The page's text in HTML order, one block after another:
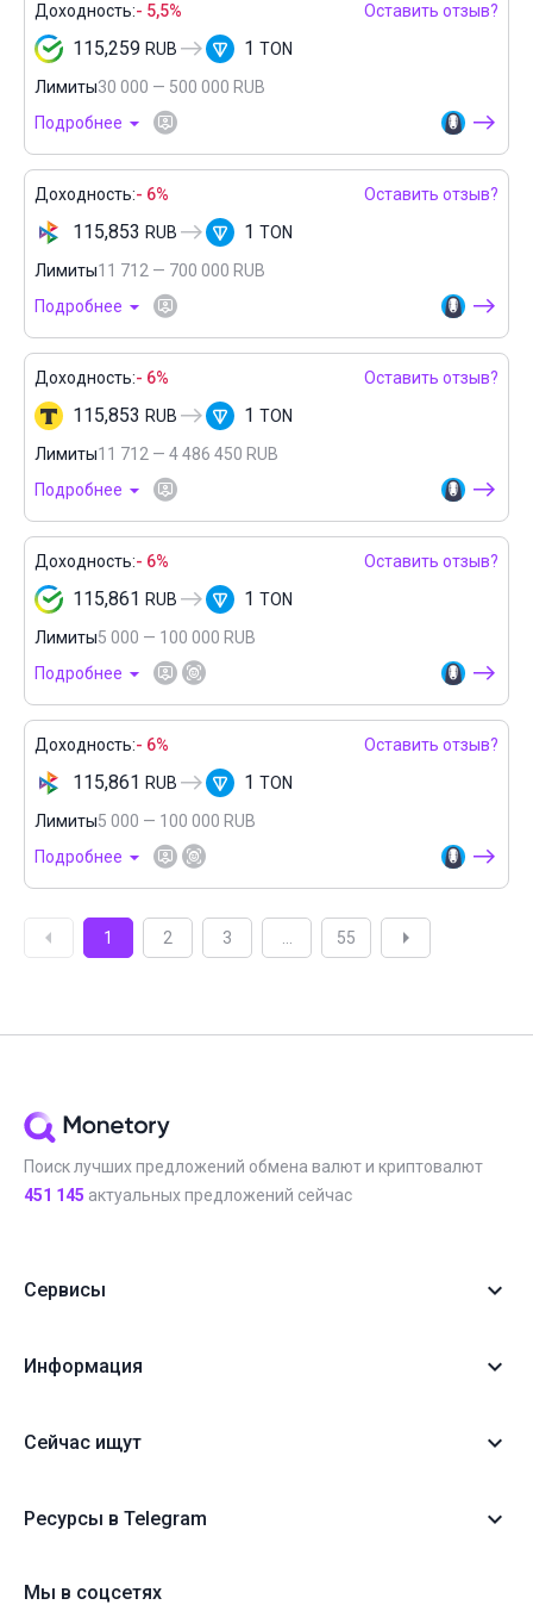
Доходность:- 5,5% Оставить отзыв?
115,259 RUB 1 TON
Лимиты30 000 — 500 000 RUB
Подробнее
Доходность:- 6% Оставить отзыв?
115,853 RUB 1 TON
Лимиты11 712 — 700 000 RUB
Подробнее
Доходность:- 6% Оставить отзыв?
115,853 RUB 1 TON
Лимиты11 712 — 4 486 450 RUB
Подробнее
Доходность:- 6% Оставить отзыв?
115,861 RUB 1 TON
Лимиты5 000 — 100 000 RUB
Подробнее
Доходность:- 6% Оставить отзыв?
115,861 RUB 1 TON
Лимиты5 000 — 100 000 RUB
Подробнее
1 2 3 55
Поиск лучших предложений обмена валют и криптовалют
451 145 актуальных предложений сейчас
Сервисы
Информация
Сейчас ищут
Ресурсы в Telegram
Мы в соцсетях